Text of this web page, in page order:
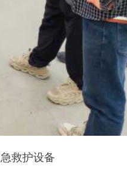
法进行详细讲解和演示，
好的群众基础。